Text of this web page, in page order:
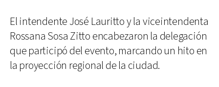
El intendente José Lauritto y la viceintendenta
Rossana Sosa Zitto encabezaron la delegación
que participó del evento, marcando un hito en
la proyección regional de la ciudad.